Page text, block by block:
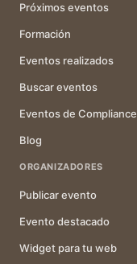
Próximos eventos
Formación
Eventos realizados
Buscar eventos
Eventos de Compliance
Blog
ORGANIZADORES
Publicar evento
Evento destacado
Widget para tu web